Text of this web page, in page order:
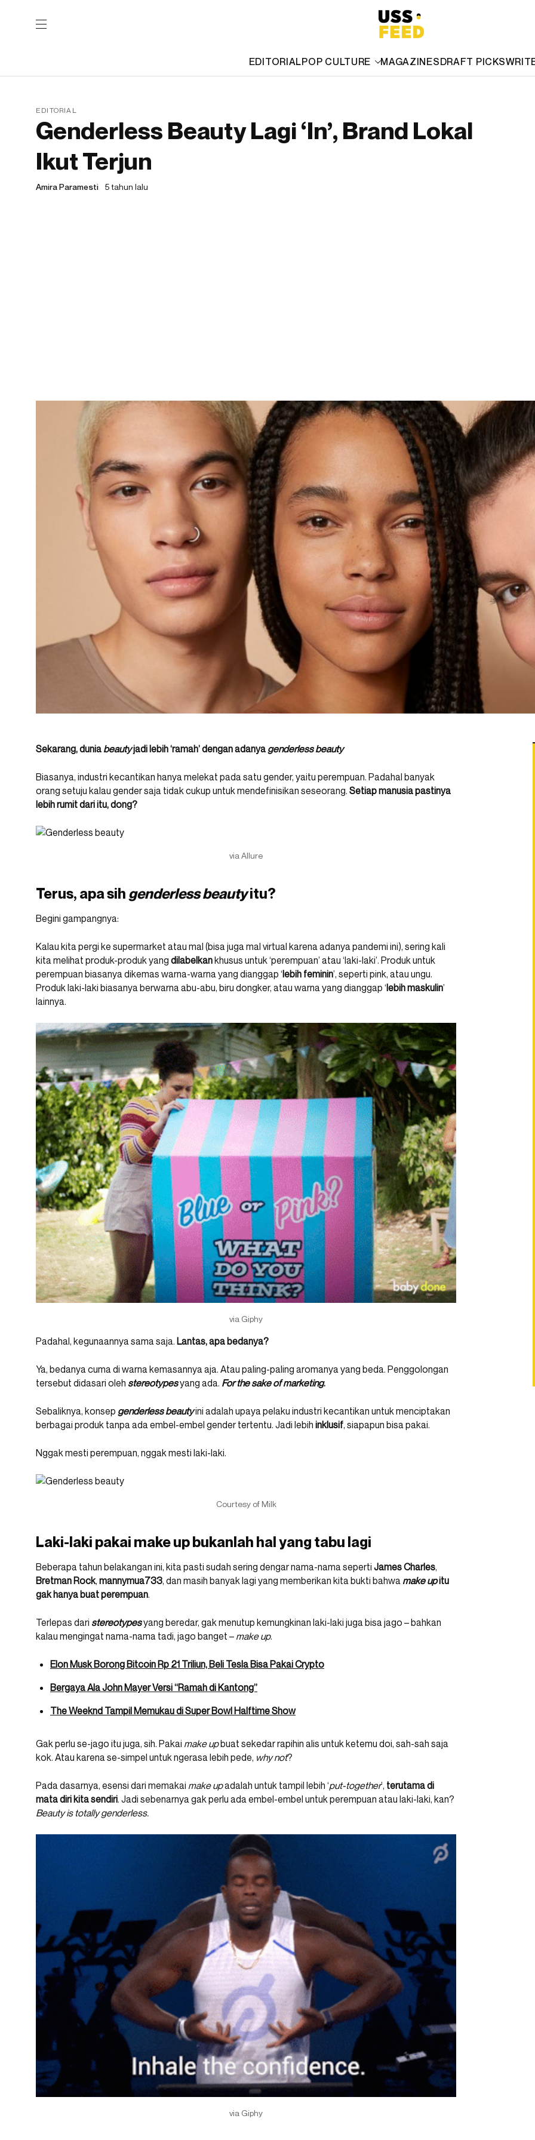
EDITORIALPOP CULTURE MAGAZINESDRAFT PICKS
EDITORIAL
Genderless Beauty Lagi ‘In’, Brand Lokal
Ikut Terjun
Amira Paramesti 5 tahun lalu
Sekarang, dunia beautyjadi lebih ‘ramah’ dengan adanyagenderless beauty
Biasanya, industri kecantikan hanya melekat pada satu gender, yaitu perempuan. Padahal banyak
orang setuju kalau gender saja tidak cukup untuk mendefinisikan seseorang. Setiap manusia pastinya
lebih rumit dari itu, dong?
via Allure
Terus, apa sih genderless beautyitu?
Begini gampangnya:
Kalau kita pergi ke supermarket atau mal (bisa juga mal virtual karena adanya pandemi ini), sering kali
kita melihat produk-produk yang dilabelkankhusus untuk ‘perempuan’ atau ‘laki-laki’. Produk untuk
perempuan biasanya dikemas warna-warna yang dianggap ‘lebih feminin’, seperti pink, atau ungu.
Produk laki-laki biasanya berwarna abu-abu, biru dongker, atau warna yang dianggap ‘lebih maskulin’
lainnya.
via Giphy
Padahal, kegunaannya sama saja. Lantas, apa bedanya?
Ya, bedanya cuma di warna kemasannya aja. Atau paling-paling aromanya yang beda. Penggolongan
tersebut didasari oleh stereotypesyang ada. For the sake of marketing.
Sebaliknya, konsep genderless beautyini adalah upaya pelaku industri kecantikan untuk menciptakan
berbagai produk tanpa ada embel-embel gender tertentu. Jadi lebih inklusif, siapapun bisa pakai.
Nggak mesti perempuan, nggak mesti laki-laki.
Courtesy of Milk
Laki-laki pakai make up bukanlah hal yang tabu lagi
Beberapa tahun belakangan ini, kita pasti sudah sering dengar nama-nama seperti James Charles,
Bretman Rock, mannymua733, dan masih banyak lagi yang memberikan kita bukti bahwa make upitu
gak hanya buat perempuan.
Terlepas dari stereotypesyang beredar, gak menutup kemungkinan laki-laki juga bisa jago – bahkan
kalau mengingat nama-nama tadi, jago banget – make up.
Elon Musk Borong Bitcoin Rp 21 Triliun, Beli Tesla Bisa Pakai Crypto
Bergaya Ala John Mayer Versi “Ramah di Kantong”
The Weeknd Tampil Memukau di Super Bowl Halftime Show
Gak perlu se-jago itu juga, sih. Pakai make upbuat sekedar rapihin alis untuk ketemu doi, sah-sah saja
kok. Atau karena se-simpel untuk ngerasa lebih pede, why not?
Pada dasarnya, esensi dari memakai make upadalah untuk tampil lebih ‘put-together’, terutama di
mata diri kita sendiri. Jadi sebenarnya gak perlu ada embel-embel untuk perempuan atau laki-laki, kan?
Beauty is totally genderless.
via Giphy